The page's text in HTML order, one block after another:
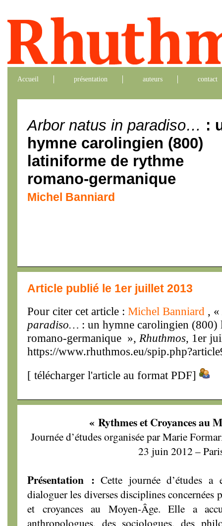
Accueil présentation auteurs contact
Arbor natus in paradiso… :
hymne carolingien (800)
latiniforme de rythme
romano-germanique
Michel Banniard
Article publié le 1er juillet 2013
Pour citer cet article : Michel Banniard , «
paradiso… : un hymne carolingien
romano-germanique », Rhuthmos, 1er
https://www.rhuthmos.eu/
[ télécharger l'article au format PDF]
« Rythmes et Croyances au
Journée d’études organisée par Marie
23 juin 2012 –
Présentation :Cette journée d’études
dialoguer les diverses disciplines concernées
et croyances au Moyen-Âge. Elle a
anthropologues, des sociologues, des